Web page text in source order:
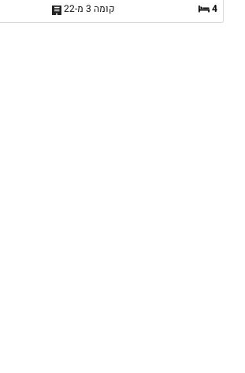
4 קומה 3 מ-22